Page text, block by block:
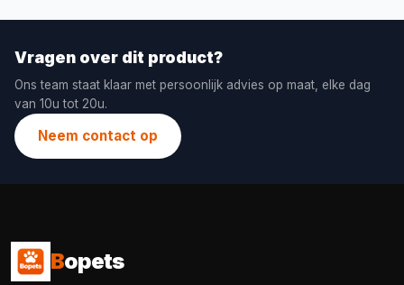
Vragen over dit product?
Ons team staat klaar met persoonlijk advies op maat, elke dag
van 10u tot 20u.
Neem contact op
Bopets